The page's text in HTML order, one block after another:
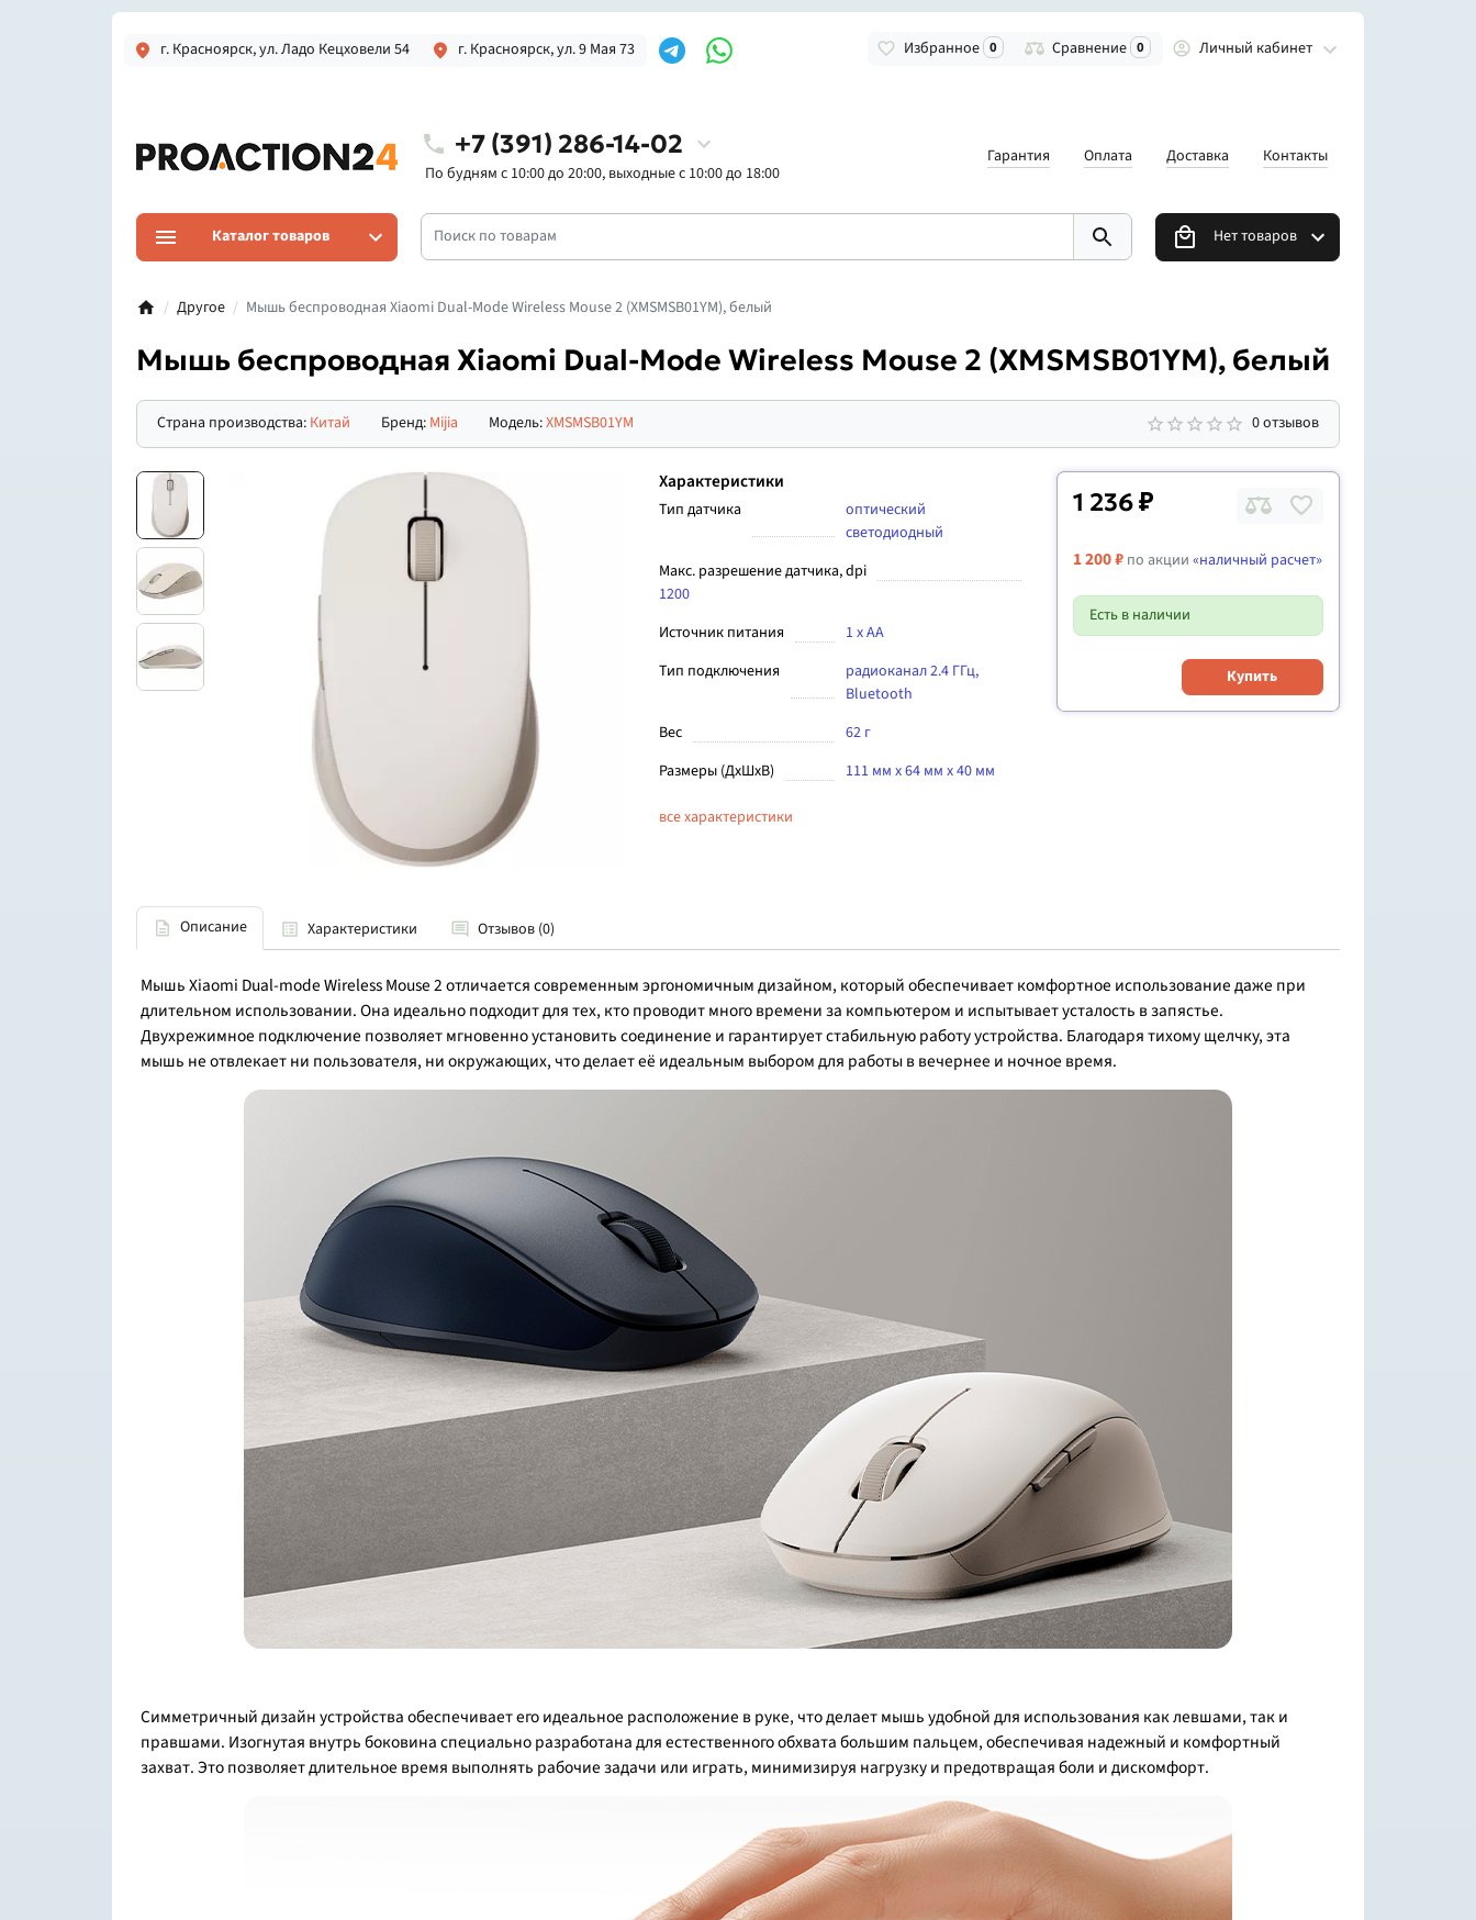
г. Красноярск, ул. Ладо Кецховели 54 г. Красноярск, ул. 9 Мая 73 Избранное 0 Сравнение 0 Личный кабинет
+7 (391) 286-14-02
По будням с 10:00 до 20:00, выходные с 10:00 до 18:00
Гарантия Оплата Доставка Контакты
Нет товаров
Каталог товаров
Другое Мышь беспроводная Xiaomi Dual-Mode Wireless Mouse 2 (XMSMSB01YM), белый
Мышь беспроводная Xiaomi Dual-Mode Wireless Mouse 2 (XMSMSB01YM), белый
Страна производства: Китай Бренд: Mijia Модель:XMSMSB01YM 0 отзывов
1 236 ₽
1 200 ₽по акции «наличный расчет»
Есть в наличии
Купить
Характеристики
Тип датчика
оптический
светодиодный
Макс. разрешение датчика, dpi
1200
Источник питания
1 x АА
Тип подключения
радиоканал 2.4 ГГц,
Bluetooth
Вес
62 г
Размеры (ДхШхВ)
111 мм x 64 мм x 40 мм
все характеристики
Описание Характеристики Отзывов (0)
Мышь Xiaomi Dual-mode Wireless Mouse 2 отличается современным эргономичным дизайном, который обеспечивает комфортное использование даже при
длительном использовании. Она идеально подходит для тех, кто проводит много времени за компьютером и испытывает усталость в запястье.
Двухрежимное подключение позволяет мгновенно установить соединение и гарантирует стабильную работу устройства. Благодаря тихому щелчку, эта
мышь не отвлекает ни пользователя, ни окружающих, что делает её идеальным выбором для работы в вечернее и ночное время.
Симметричный дизайн устройства обеспечивает его идеальное расположение в руке, что делает мышь удобной для использования как левшами, так и
правшами. Изогнутая внутрь боковина специально разработана для естественного обхвата большим пальцем, обеспечивая надежный и комфортный
захват. Это позволяет длительное время выполнять рабочие задачи или играть, минимизируя нагрузку и предотвращая боли и дискомфорт.